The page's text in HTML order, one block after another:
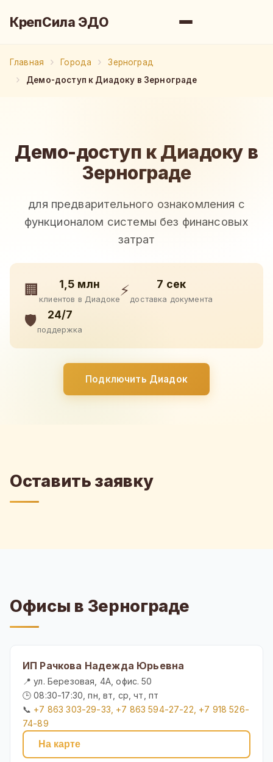
КрепСила ЭДО
Главная Города
Зерноград
Демо-доступ к Диадоку в Зернограде
Демо-доступ к Диадоку в
Зернограде
для предварительного ознакомления с
функционалом системы без финансовых
затрат
🏢 1,5 млн
клиентов в Диадоке
⚡ 7 сек
доставка документа
🛡️ 24/7
поддержка
Подключить Диадок
Оставить заявку
Офисы в Зернограде
ИП Рачкова Надежда Юрьевна
📍 ул. Березовая, 4А, офис. 50
🕒 08:30-17:30, пн, вт, ср, чт, пт
📞 +7 863 303-29-33, +7 863 594-27-22, +7 918 526-
74-89
На карте